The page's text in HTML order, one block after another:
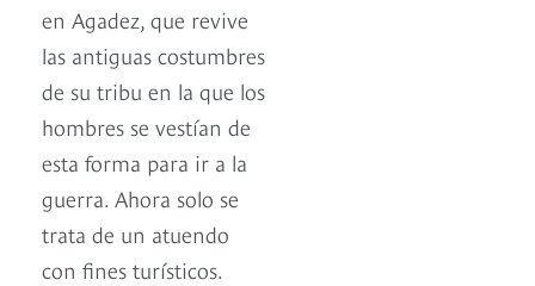
en Agadez, que revive
las antiguas costumbres
de su tribu en la que los
hombres se vestían de
esta forma para ir a la
guerra. Ahora solo se
trata de un atuendo
con fines turísticos.